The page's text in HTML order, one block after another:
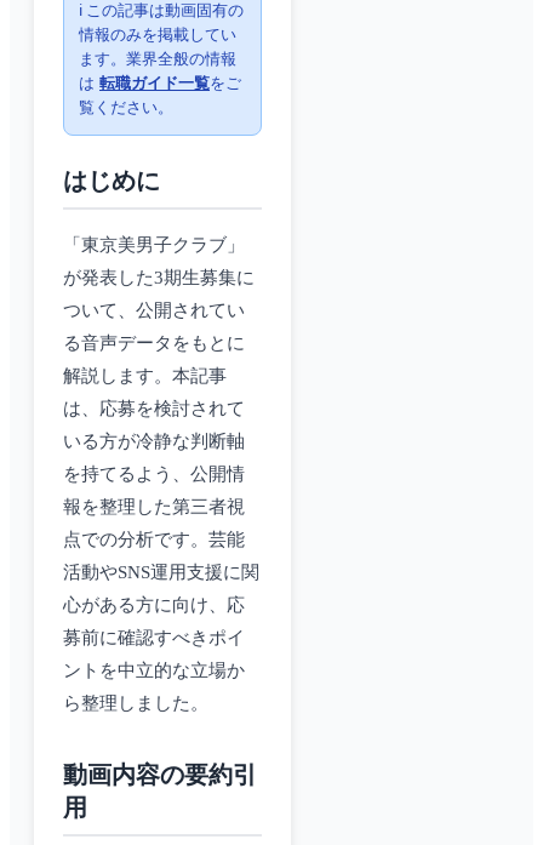
ℹ️ この記事は動画固有の
情報のみを掲載してい
ます。業界全般の情報
は 転職ガイド一覧をご
覧ください。
はじめに
「東京美男子クラブ」
が発表した3期生募集に
ついて、公開されてい
る音声データをもとに
解説します。本記事
は、応募を検討されて
いる方が冷静な判断軸
を持てるよう、公開情
報を整理した第三者視
点での分析です。芸能
活動やSNS運用支援に関
心がある方に向け、応
募前に確認すべきポイ
ントを中立的な立場か
ら整理しました。
動画内容の要約引
用